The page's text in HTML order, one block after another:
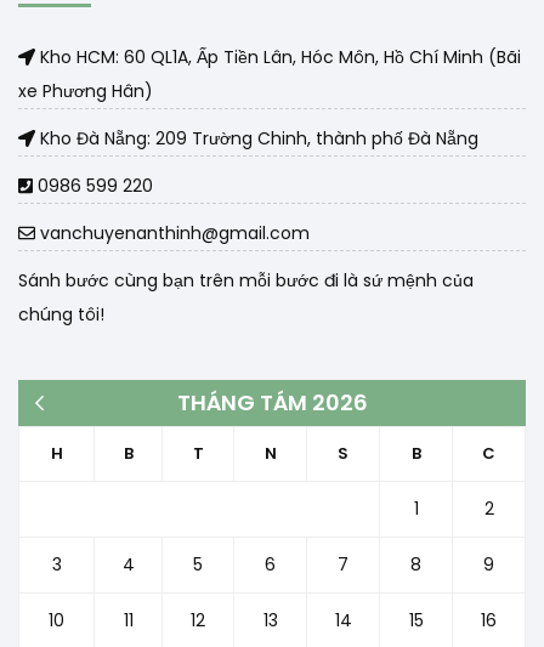
Kho HCM: 60 QL1A, Ấp Tiền Lân, Hóc Môn, Hồ Chí Minh (Bãi
xe Phương Hân)
Kho Đà Nẵng: 209 Trường Chinh, thành phố Đà Nẵng
0986 599 220
vanchuyenanthinh@gmail.com
Sánh bước cùng bạn trên mỗi bước đi là sứ mệnh của
chúng tôi!
THÁNG TÁM 2026
H B T N S B C
1 2
3 4 5 6 7 8 9
10 11 12 13 14 15 16